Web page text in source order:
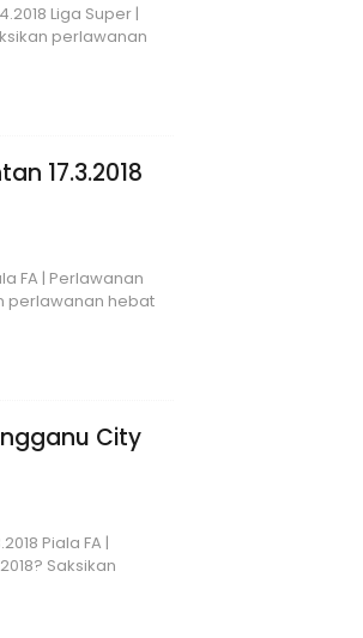
Liga Super |
perlawanan
17.3.2018
FA | Perlawanan
perlawanan hebat
City
Piala FA |
Saksikan